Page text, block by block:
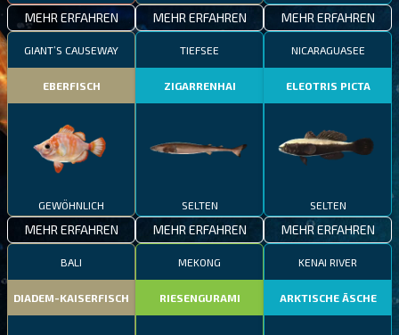
MEHR ERFAHREN MEHR ERFAHREN MEHR ERFAHREN
GIANT’S CAUSEWAY
EBERFISCH
GEWÖHNLICH
MEHR ERFAHREN
TIEFSEE
ZIGARRENHAI
SELTEN
MEHR ERFAHREN
NICARAGUASEE
ELEOTRIS PICTA
SELTEN
MEHR ERFAHREN
BALI
DIADEM-KAISERFISCH
MEKONG
RIESENGURAMI
KENAI RIVER
ARKTISCHE ÄSCHE